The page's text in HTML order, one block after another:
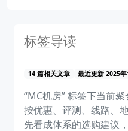
标签导读
14 篇相关文章 最近更新 2025年
“MC机房” 标签下当前
按优惠、评测、线路、
先看成体系的选购建议